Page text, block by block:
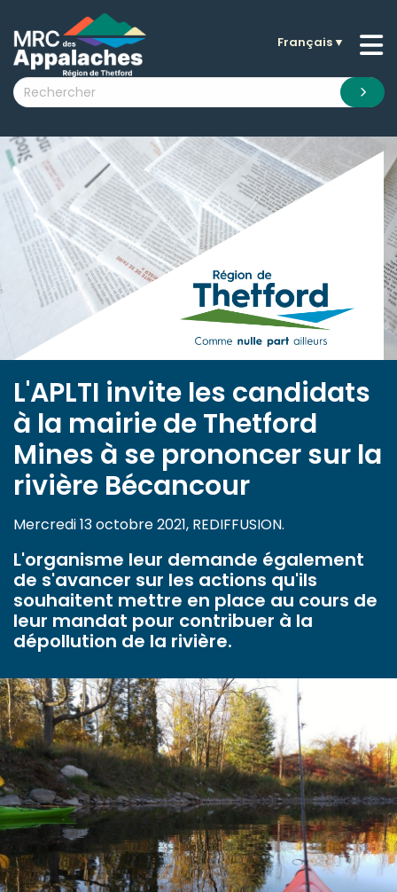
submenu (La MRC )
submenu (Citoyens )
submenu (Visiteurs )
submenu (Nouvelles )
submenu (Documentation )
Français▼
L'APLTI invite les candidats
à la mairie de Thetford
Mines à se prononcer sur la
rivière Bécancour
Mercredi 13 octobre 2021, REDIFFUSION.
L'organisme leur demande également
de s'avancer sur les actions qu'ils
souhaitent mettre en place au cours de
leur mandat pour contribuer à la
dépollution de la rivière.